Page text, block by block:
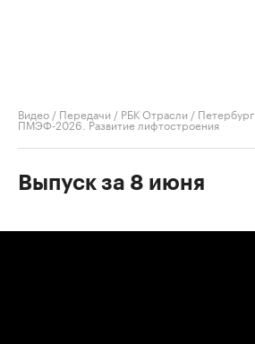
Видео / Передачи / РБК Отрасли / Петербург
ПМЭФ-2026. Развитие лифтостроения
Выпуск за 8 июня